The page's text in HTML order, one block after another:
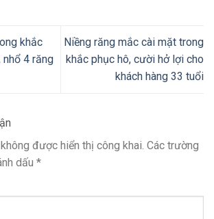
khắc
nhổ 4 răng
Niềng răng mắc cài mặt trong
khắc phục hô, cười hở lợi cho
khách hàng 33 tuổi
được hiển thị công khai. Các trường
dấu *